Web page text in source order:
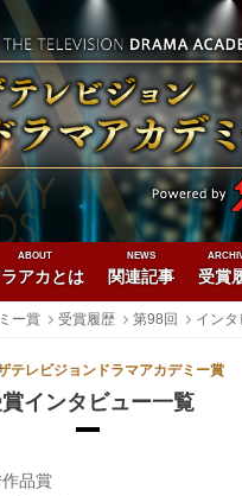
ABOUT
ラアカとは
NEWS
関連記事 受賞
ー賞 受賞履歴 第98回 インタ
テレビジョンドラマアカデミー賞
インタビュー一覧
品賞